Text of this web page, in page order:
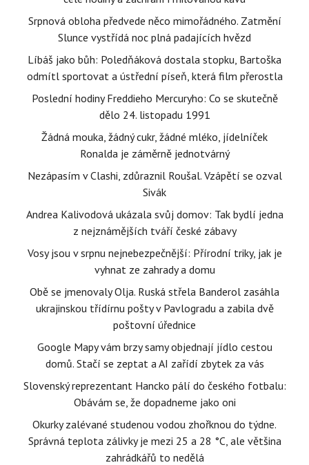
Srpnová obloha předvede něco mimořádného. Zatmění
Slunce vystřídá noc plná padajících hvězd
Líbáš jako bůh: Poledňáková dostala stopku, Bartoška
odmítl sportovat a ústřední píseň, která film přerostla
Poslední hodiny Freddieho Mercuryho: Co se skutečně
dělo 24. listopadu 1991
Žádná mouka, žádný cukr, žádné mléko, jídelníček
Ronalda je záměrně jednotvárný
Nezápasím v Clashi, zdůraznil Roušal. Vzápětí se ozval
Sivák
Andrea Kalivodová ukázala svůj domov: Tak bydlí jedna
z nejznámějších tváří české zábavy
Vosy jsou v srpnu nejnebezpečnější: Přírodní triky, jak je
vyhnat ze zahrady a domu
Obě se jmenovaly Olja. Ruská střela Banderol zasáhla
ukrajinskou třídírnu pošty v Pavlogradu a zabila dvě
poštovní úřednice
Google Mapy vám brzy samy objednají jídlo cestou
domů. Stačí se zeptat a AI zařídí zbytek za vás
Slovenský reprezentant Hancko pálí do českého fotbalu:
Obávám se, že dopadneme jako oni
Okurky zalévané studenou vodou zhořknou do týdne.
Správná teplota zálivky je mezi 25 a 28 °C, ale většina
zahrádkářů to nedělá